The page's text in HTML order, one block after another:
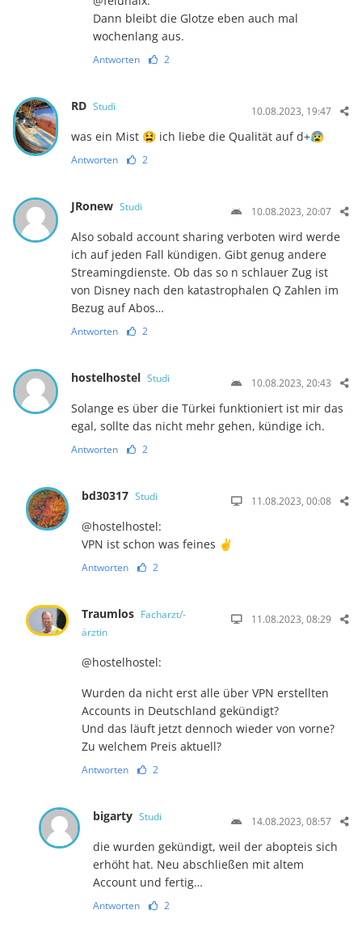
Dann bleibt die Glotze eben auch mal
wochenlang aus.
Antworten 2
RD Studi 10.08.2023, 19:47
was ein Mist 😫 ich liebe die Qualität auf d+😰
Antworten 2
JRonew Studi 10.08.2023, 20:07
Also sobald account sharing verboten wird werde
ich auf jeden Fall kündigen. Gibt genug andere
Streamingdienste. Ob das so n schlauer Zug ist
von Disney nach den katastrophalen Q Zahlen im
Bezug auf Abos…
Antworten 2
hostelhostel Studi 10.08.2023, 20:43
Solange es über die Türkei funktioniert ist mir das
egal, sollte das nicht mehr gehen, kündige ich.
Antworten 2
bd30317 Studi 11.08.2023, 00:08
@hostelhostel:
VPN ist schon was feines ✌️
Antworten 2
Traumlos Facharzt/-
ärztin
11.08.2023, 08:29
@hostelhostel:
Wurden da nicht erst alle über VPN erstellten
Accounts in Deutschland gekündigt?
Und das läuft jetzt dennoch wieder von vorne?
Zu welchem Preis aktuell?
Antworten 2
bigarty Studi 14.08.2023, 08:57
die wurden gekündigt, weil der abopteis sich
erhöht hat. Neu abschließen mit altem
Account und fertig…
Antworten 2